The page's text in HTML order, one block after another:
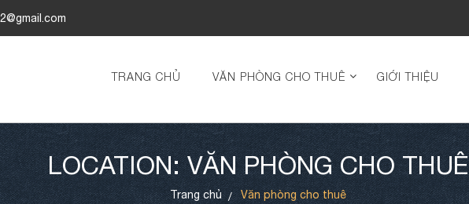
TRANG CHỦ VĂN PHÒNG CHO THUÊ GIỚI THIỆU
LOCATION: VĂN PHÒNG CHO THUÊ
Trang chủ Văn phòng cho thuê